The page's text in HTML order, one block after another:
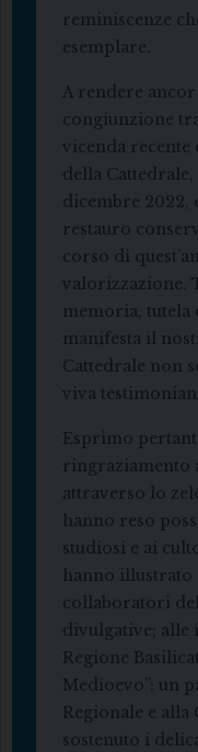
reminiscenze
esemplare.
A rendere
congiunzione
vicenda
della
dicembre 2022,
restauro
corso di
valorizzazione.
memoria, tutela
manifesta il
Cattedrale non
viva
Esprimo
ringraziamento
attraverso lo
hanno reso
studiosi e ai
hanno illustrato
collaboratori
divulgative; alle
Regione
Medioevo”; un
Regionale e alla
sostenuto i